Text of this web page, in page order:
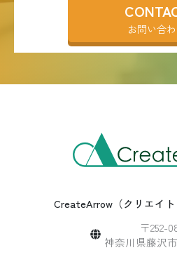
お問い合
CreateArrow（クリエイ
〒252-
神奈川県藤沢